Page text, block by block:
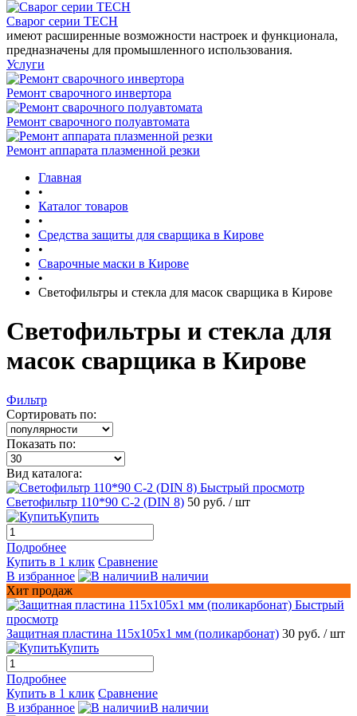
Сварог серии TECH
имеют расширенные возможности настроек и функционала,
предназначены для промышленного использования.
Услуги
Ремонт сварочного инвертора
Ремонт сварочного полуавтомата
Ремонт аппарата плазменной резки
Главная
•
Каталог товаров
•
Средства защиты для сварщика в Кирове
•
Сварочные маски в Кирове
•
Светофильтры и стекла для масок сварщика в Кирове
Светофильтры и стекла для
масок сварщика в Кирове
Фильтр
Сортировать по:
Показать по:
Вид каталога:
Быстрый просмотр
Светофильтр 110*90 С-2 (DIN 8) 50 руб. / шт
Купить
Подробнее
Купить в 1 клик Сравнение
В избранное
В наличии
Хит продаж
Быстрый
просмотр
Защитная пластина 115х105х1 мм (поликарбонат) 30 руб. / шт
Купить
Подробнее
Купить в 1 клик Сравнение
В избранное
В наличии